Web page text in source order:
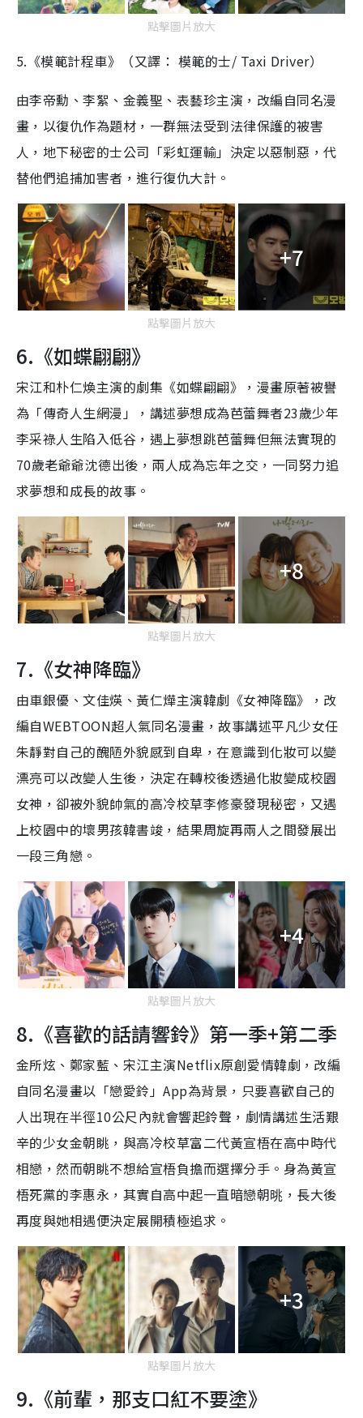
點擊圖片放大
5.《模範計程車》（又譯： 模範的士/ Taxi Driver）
由李帝勳、李絮、金義聖、表藝珍主演， 改編自同名漫
畫，以復仇作為題材 ， 一群無法受到法律保護的被害
人，地下秘密的士公司「彩虹運輸」決定以惡制惡，代
替他們追捕加害者，進行復仇大計。
+7
點擊圖片放大
6.《如蝶翩翩》
宋江和朴仁煥主演的劇集《如蝶翩翩》，漫畫原著被譽
為「傳奇人生網漫」，講述夢想成為芭蕾舞者23歲少年
李采祿人生陷入低谷，遇上夢想跳芭蕾舞但無法實現的
70歲老爺爺沈德出後，兩人成為忘年之交，一同努力追
求夢想和成長的故事。
+8
點擊圖片放大
7.《女神降臨》
由車銀優、文佳煐、黃仁燁主演韓劇《女神降臨》，改
編自WEBTOON超人氣同名漫畫，故事講述平凡少女任
朱靜對自己的醜陋外貌感到自卑，在意識到化妝可以變
漂亮可以改變人生後，決定在轉校後透過化妝變成校園
女神，卻被外貌帥氣的高冷校草李修豪發現秘密，又遇
上校園中的壞男孩韓書竣 ， 結果周旋再兩人之間發展出
一段三角戀 。
+4
點擊圖片放大
8.《喜歡的話請響鈴》第一季+第二季
金所炫、鄭家藍、宋江主演Netflix原創愛情韓劇，改編
自同名漫畫以「戀愛鈴」App為背景， 只要喜歡自己的
人出現在半徑10公尺內就會響起鈴聲，劇情講述生活艱
辛的少女金朝眺，與高冷校草富二代黃宣梧在高中時代
相戀，然而朝眺不想給宣梧負擔而選擇分手。身為黃宣
梧死黨的李惠永，其實自高中起一直暗戀朝晀，長大後
再度與她相遇便決定展開積極追求 。
+3
點擊圖片放大
9.《前輩，那支口紅不要塗》